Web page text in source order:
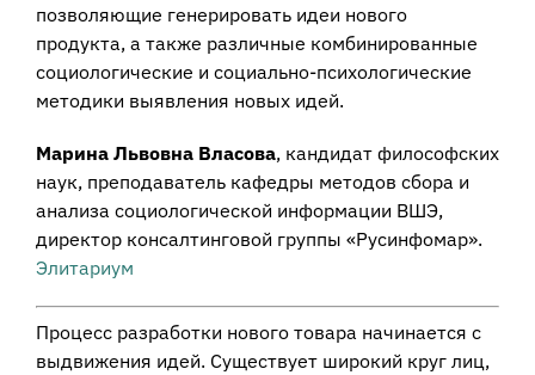
позволяющие генерировать идеи нового
продукта, а также различные комбинированные
социологические и социально-психологические
методики выявления новых идей.
Mapинa Львoвнa Bлacoвa, кандидат философских
наук, преподаватель кафедры методов сбора и
анализа социологической информации BШЭ,
директор консалтинговой группы «Pycинфoмap».
Элитариум
Процесс разработки нового товара начинается с
выдвижения идей. Существует широкий круг лиц,